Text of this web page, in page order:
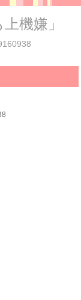
機嫌」